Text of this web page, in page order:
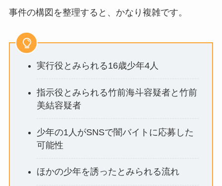
事件の構図を整理すると、かなり複雑です。
実行役とみられる16歳少年4人
指示役とみられる竹前海斗容疑者と竹前
美結容疑者
少年の1人がSNSで闇バイトに応募した
可能性
ほかの少年を誘ったとみられる流れ